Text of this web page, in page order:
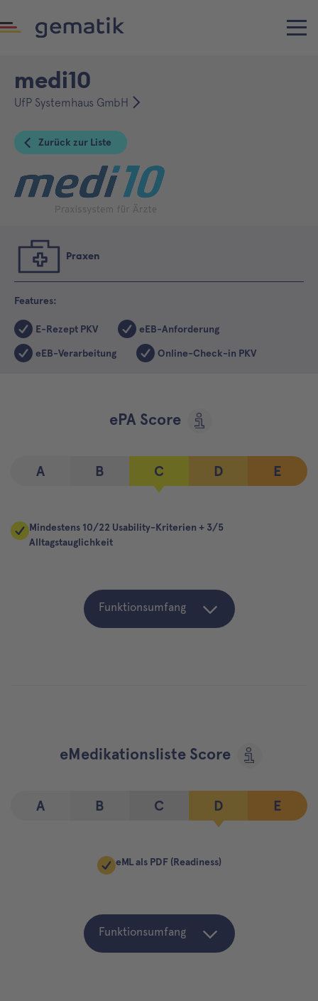
medi10
UfP Systemhaus GmbH
Zurück zur Liste
Praxen
Features:
E-Rezept PKV
eEB-Anforderung
eEB-Verarbeitung
Online-Check-in PKV
ePA Score
A B C D E
Mindestens 10/22 Usability-Kriterien + 3/5
Alltagstauglichkeit
Funktionsumfang
eMedikationsliste Score
A B C D E
eML als PDF (Readiness)
Funktionsumfang